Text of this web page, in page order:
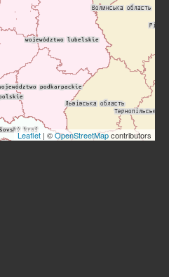
Leaflet | ©OpenStreetMapcontributors